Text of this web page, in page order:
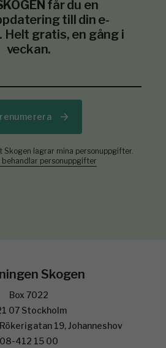
får du en
till din e-
Helt gratis, en gång i
veckan.
Skogen lagrar mina personuppgifter.
behandlar personuppgifter
Skogen
Box 7022
07 Stockholm
19, Johanneshov
08-412 15 00